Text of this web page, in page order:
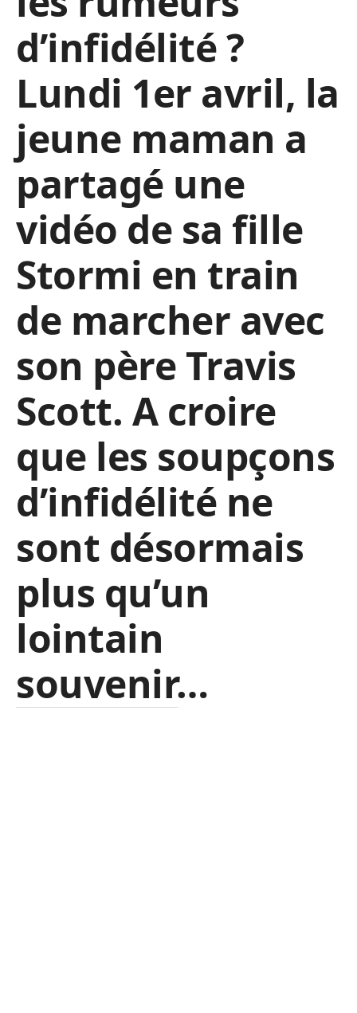
d’infidélité ?
Lundi 1er avril, la
jeune maman a
partagé une
vidéo de sa fille
Stormi en train
de marcher avec
son père Travis
Scott. A croire
que les soupçons
d’infidélité ne
sont désormais
plus qu’un
lointain
souvenir…